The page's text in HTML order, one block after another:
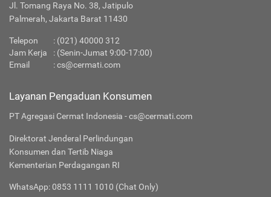
Jl. Tomang Raya No. 38, Jatipulo
Palmerah, Jakarta Barat 11430
Telepon : (021) 40000 312
Jam Kerja
: (Senin-Jumat 9:00-17:00)
Email
:cs@cermati.com
Layanan Pengaduan Konsumen
PT Agregasi Cermat Indonesia - cs@cermati.com
Direktorat Jenderal Perlindungan
Konsumen dan Tertib Niaga
Kementerian Perdagangan RI
WhatsApp: 0853 1111 1010 (Chat Only)